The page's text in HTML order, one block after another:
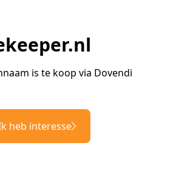
is te koop via Dovendi
heb interesse